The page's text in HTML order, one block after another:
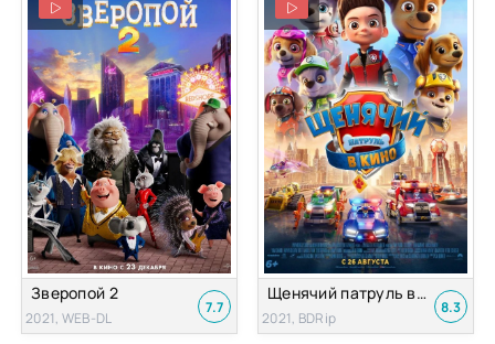
Зверопой 2
2021, WEB-DL
7.7
Щенячий патруль в кино
2021, BDRip
8.3